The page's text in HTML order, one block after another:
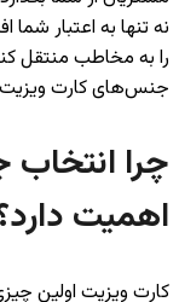
نه تنها به اعتبار
را به مخاطب منتقل
جنس‌های کارت ویزیت
چرا
اهمیت
کارت ویزیت اولین